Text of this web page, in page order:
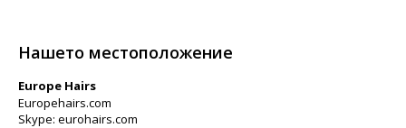
Нашето местоположение
Europe Hairs
Europehairs.com
Skype: eurohairs.com